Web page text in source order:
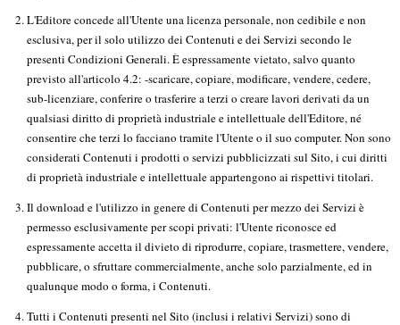
L'Editore concede all'Utente una licenza personale, non cedibile e non
esclusiva, per il solo utilizzo dei Contenuti e dei Servizi secondo le
presenti Condizioni Generali. È espressamente vietato, salvo quanto
previsto all'articolo 4.2: -scaricare, copiare, modificare, vendere, cedere,
sub-licenziare, conferire o trasferire a terzi o creare lavori derivati da un
qualsiasi diritto di proprietà industriale e intellettuale dell'Editore, né
consentire che terzi lo facciano tramite l'Utente o il suo computer. Non sono
considerati Contenuti i prodotti o servizi pubblicizzati sul Sito, i cui diritti
di proprietà industriale e intellettuale appartengono ai rispettivi titolari.
Il download e l'utilizzo in genere di Contenuti per mezzo dei Servizi è
permesso esclusivamente per scopi privati: l'Utente riconosce ed
espressamente accetta il divieto di riprodurre, copiare, trasmettere, vendere,
pubblicare, o sfruttare commercialmente, anche solo parzialmente, ed in
qualunque modo o forma, i Contenuti.
Tutti i Contenuti presenti nel Sito (inclusi i relativi Servizi) sono di